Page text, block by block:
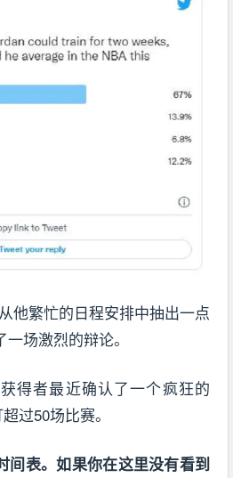
他繁忙的日程安排中抽出一点
场激烈的辩论。
得者最近确认了一个疯狂的
过50场比赛。
间表。如果你在这里没有看到